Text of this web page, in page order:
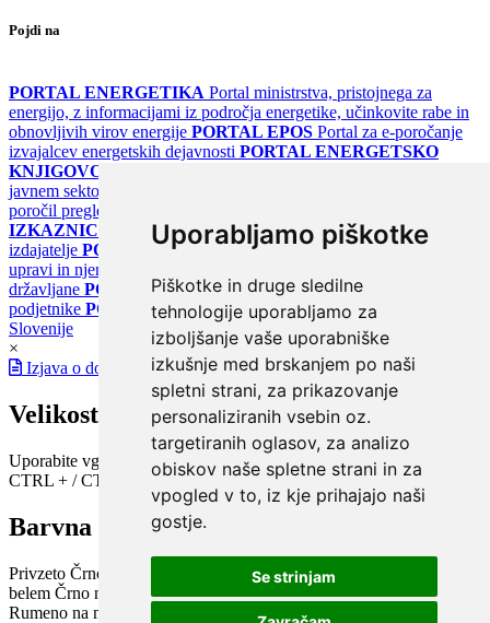
Uporabljamo piškotke
Piškotke in druge sledilne
tehnologije uporabljamo za
izboljšanje vaše uporabniške
izkušnje med brskanjem po naši
spletni strani, za prikazovanje
personaliziranih vsebin oz.
targetiranih oglasov, za analizo
obiskov naše spletne strani in za
vpogled v to, iz kje prihajajo naši
gostje.
Se strinjam
Pojdi na
PORTAL ENERGETIKA Portal ministrstva, pristojnega za
energijo, z informacijami iz področja energetike, učinkovite rabe in
obnovljivih virov energije PORTAL EPOS Portal za e-poročanje
izvajalcev energetskih dejavnosti PORTAL ENERGETSKO
KNJIGOVODSTVO
javnem sektorju
poročil pregledov klimatskih sistemov
IZKAZNICE
Register energetskih izkaznic - za izdelovalce in
izdajatelje PORTAL GOV.SI Osrednje spletno mesto o državni
upravi in njenih storitvah
državljane PORTAL SPOT Državni portal za podjetja in
podjetnike PORTAL OPSI Državni portal odprtih podatkov
Slovenije
×
Izjava o dostopnosti
Velikost pisave
Uporabite vgrajeno funkcijo brskalnika
CTRL + / CTRL -
Barvna shema
Privzeto Črno na belem Belo na črnem Črno na bež
belem Črno na zelenem Črno na rumenem Modro na rumenem
Rumeno na modrem
Turkizno na črnem Črno na vijoličnem